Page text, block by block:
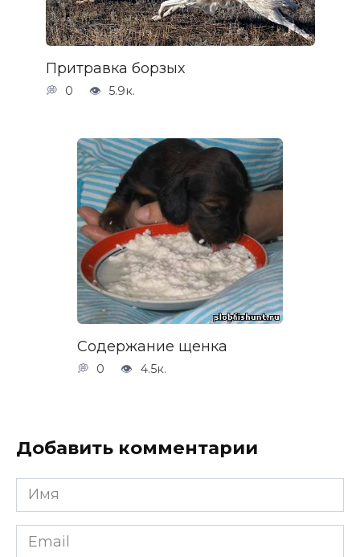
Притравка борзых
0 5.9к.
Содержание щенка
0 4.5к.
Добавить комментарии
Имя
*
Email